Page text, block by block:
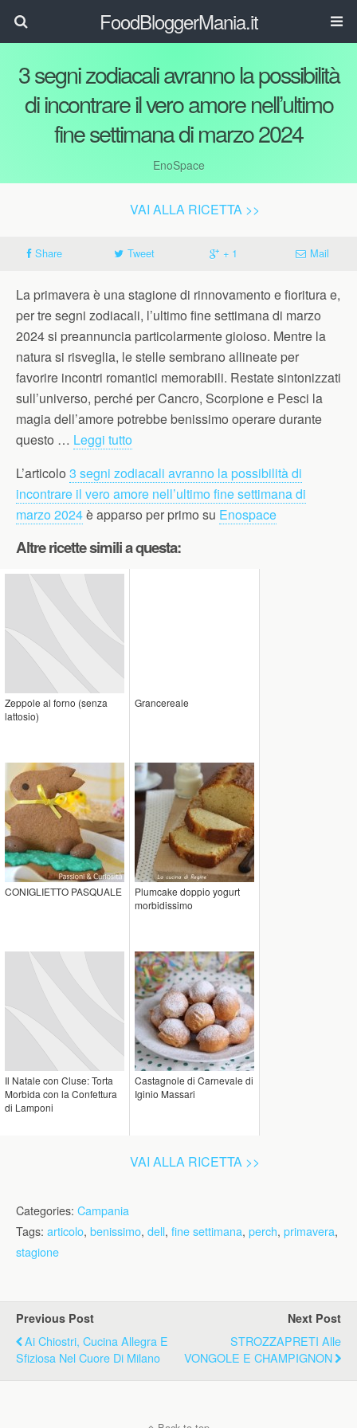
FoodBloggerMania.it
3 segni zodiacali avranno la possibilità
di incontrare il vero amore nell’ultimo
fine settimana di marzo 2024
EnoSpace
VAI ALLA RICETTA >>
Share Tweet + 1 Mail
La primavera è una stagione di rinnovamento e fioritura e,
per tre segni zodiacali, l’ultimo fine settimana di marzo
2024 si preannuncia particolarmente gioioso. Mentre la
natura si risveglia, le stelle sembrano allineate per
favorire incontri romantici memorabili. Restate sintonizzati
sull’universo, perché per Cancro, Scorpione e Pesci la
magia dell’amore potrebbe benissimo operare durante
questo … Leggi tutto
L’articolo 3 segni zodiacali avranno la possibilità di
incontrare il vero amore nell’ultimo fine settimana di
marzo 2024è apparso per primo su Enospace
Altre ricette simili a questa:
Zeppole al forno (senza
lattosio)
Grancereale
CONIGLIETTO PASQUALE
Plumcake doppio yogurt
morbidissimo
Il Natale con Cluse: Torta
Morbida con la Confettura
di Lamponi
Castagnole di Carnevale di
Iginio Massari
VAI ALLA RICETTA >>
Categories: Campania
Tags: articolo, benissimo, dell, fine settimana, perch, primavera,
stagione
Previous Post
Ai Chiostri, Cucina Allegra E
Sfiziosa Nel Cuore Di Milano
Next Post
STROZZAPRETI Alle
VONGOLE E CHAMPIGNON